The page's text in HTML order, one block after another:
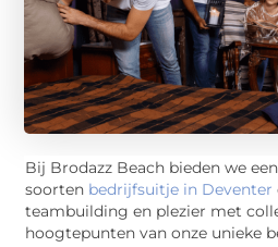
Bij Brodazz Beach bieden we
soorten bedrijfsuitje in Deventer
teambuilding en plezier met
hoogtepunten van onze unieke